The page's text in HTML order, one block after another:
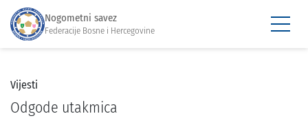
Nogometni savez
Federacije Bosne i Hercegovine
Vijesti
Odgode utakmica